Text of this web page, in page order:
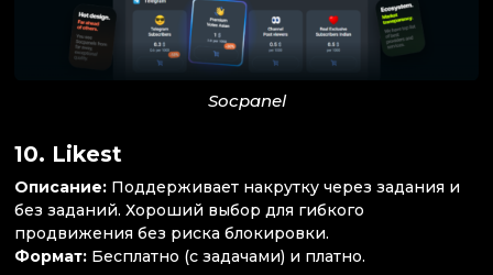
Socpanel
10. Likest
Описание: Поддерживает накрутку через задания и
без заданий. Хороший выбор для гибкого
продвижения без риска блокировки.
Формат: Бесплатно (с задачами) и платно.